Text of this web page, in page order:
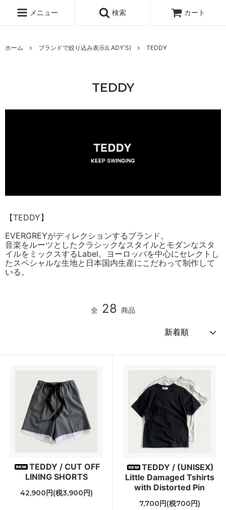
メニュー 検索 カート
ホーム ブランドで絞り込み表示(LADY'S) TEDDY
TEDDY
【TEDDY】
EVERGREYがディレクションするブランド。
音楽をルーツとしたクラシックなスタイルとモダンなスタ
イルをミックスするLabel。ヨーロッパを中心にセレクトし
たスペシャルな生地と日本国内生産にこだわって制作して
いる。
全 28 商品
TEDDY / CUT OFF
LINING SHORTS
42,900円(税3,900円)
TEDDY / (UNISEX)
Little Damaged Tshirts
with Distorted Pin
7,700円(税700円)